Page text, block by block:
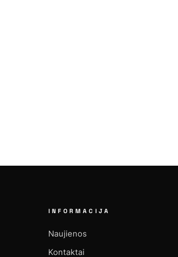
INFORMACIJA
Naujienos
Kontaktai